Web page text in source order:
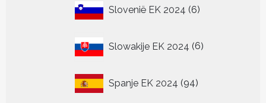
Slovenië EK 2024 66
Slowakije EK 2024 6
producten
Spanje EK 2024 9494